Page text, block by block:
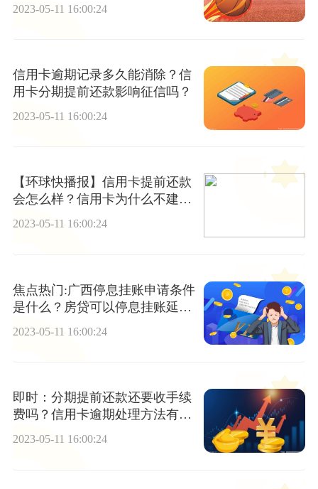
2023-05-11 16:00:24
信用卡逾期记录多久能消除？信
用卡分期提前还款影响征信吗？
2023-05-11 16:00:24
【环球快播报】信用卡提前还款
会怎么样？信用卡为什么不建议
分期
2023-05-11 16:00:24
焦点热门:广西停息挂账申请条件
是什么？房贷可以停息挂账延期
2023-05-11 16:00:24
即时：分期提前还款还要收手续
费吗？信用卡逾期处理方法有哪
些？
2023-05-11 16:00:24